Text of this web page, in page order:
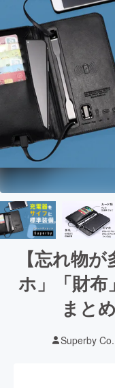
【忘れ物
ホ」「財布
まと
Superby